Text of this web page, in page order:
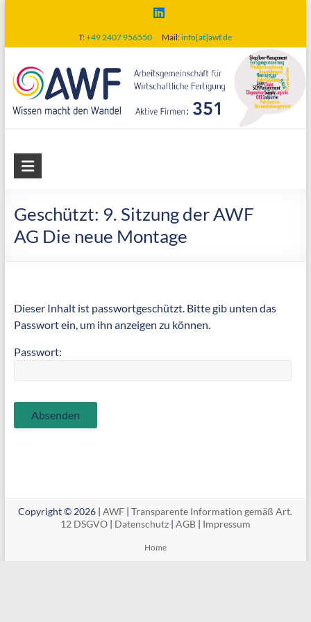
content
T:+49 2407 956550 Mail:info[at]awf.de
AWF
wirtschaftliche
Fertigung
Geschützt: 9. Sitzung der AWF
AG Die neue Montage
Dieser Inhalt ist passwortgeschützt. Bitte gib unten das
Passwort ein, um ihn anzeigen zu können.
Passwort:
Copyright © 2026 |AWF |Transparente Information gemäß Art.
12 DSGVO| Datenschutz| AGB| Impressum
Home